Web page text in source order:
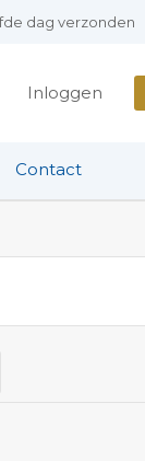
dag verzonden
Inloggen
Contact